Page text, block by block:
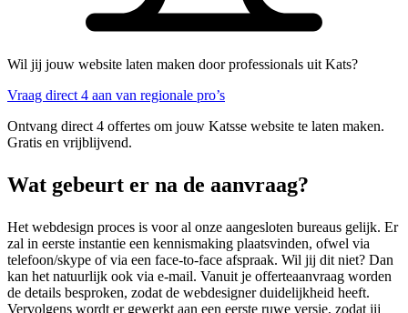
Wil jij jouw website laten maken door professionals uit Kats?
Vraag direct 4 aan van regionale pro’s
Ontvang direct 4 offertes om jouw Katsse website te laten maken.
Gratis en vrijblijvend.
Wat gebeurt er na de aanvraag?
Het webdesign proces is voor al onze aangesloten bureaus gelijk. Er
zal in eerste instantie een kennismaking plaatsvinden, ofwel via
telefoon/skype of via een face-to-face afspraak. Wil jij dit niet? Dan
kan het natuurlijk ook via e-mail. Vanuit je offerteaanvraag worden
de details besproken, zodat de webdesigner duidelijkheid heeft.
Vervolgens wordt er gewerkt aan een eerste ruwe versie, zodat jij